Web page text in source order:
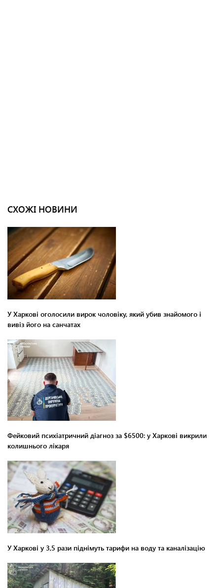
СХОЖІ НОВИНИ
У Харкові оголосили вирок чоловіку, який убив знайомого і
вивіз його на санчатах
Фейковий психіатричний діагноз за $6500: у Харкові викрили
колишнього лікаря
У Харкові у 3,5 рази піднімуть тарифи на воду та каналізацію